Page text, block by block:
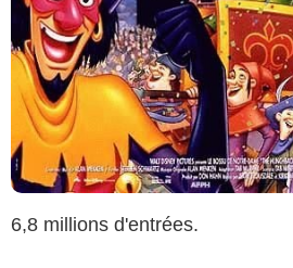
6,8 millions d'entrées.